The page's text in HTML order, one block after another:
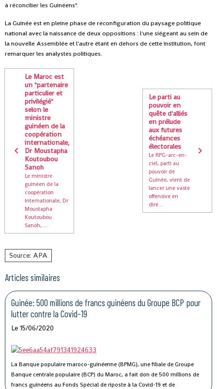
à réconcilier les Guinéens".
La Guinée est en pleine phase de reconfiguration du paysage politique
national avec la naissance de deux oppositions : l'une siégeant au sein de
la nouvelle Assemblée et l'autre étant en dehors de cette institution, font
remarquer les analystes politiques.
Le Maroc est
un "partenaire
particulier et
privilégié"
selon le
ministre
guinéen de la
coopération
internationale,
Dr Moustapha
Koutoubou
Sanoh
Le ministre
guinéen de la
coopération
internationale, Dr
Moustapha
Koutoubou
Sanoh, ...
Le parti au
pouvoir en
quête d'alliés
en prélude
aux futures
échéances
électorales
Le RPG-arc-en-
ciel, parti au
pouvoir de
Guinée, vient de
lancer une vaste
offensive en
dire...
Source: APA
Articles similaires
Guinée: 500 millions de francs guinéens du Groupe BCP pour
lutter contre la Covid-19
Le 15/06/2020
La Banque populaire maroco-guinéenne (BPMG), une filiale de Groupe
Banque centrale populaire (BCP) du Maroc, a fait don de 500 millions de
francs guinéens au Fonds Spécial de riposte à la Covid-19 et de